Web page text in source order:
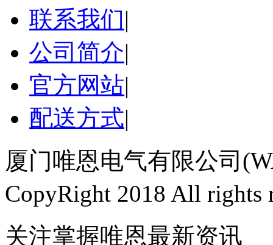
联系我们|
公司简介|
官方网站|
配送方式|
厦门唯恩电气有限公司
CopyRight 2018 All rights
关注掌握唯恩最新资讯